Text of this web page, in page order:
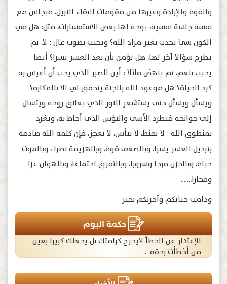
والقوة والإرادة وغيرها من مقومات البقاء النبيل، فيجلس مع
نفسة جلسة نفسية، يوجه لها بعض الاستفسارات، مثل: هل في
الكون شئ يحدث بغير مراد الله؟ ويجيب بصوت عال : لا، ثم
يطرح سؤالا آخر لها، هل تؤمن بأن بعد العسر يسرا؟ أيضا
يجيب بنعم، ثم ينهض قائلا : أين الصبر الذي يجب أن أعيش به
كبد الحياة؟ هل موعود الله بالجنة يتحقق لي الا بالمكاره؟
ويسأل ويسأل حتى يستشعر النور الذي يعانق روحه ويتسلل
إلى جوانحه فيطرد الأسى والبؤس الذي أحاط به، ويغرد
بمنطوق الله : لا تقنط، لا تيأس، لا تعجز، فإن كلمة الله صادقة
بتبديل العسر يسرا، وبالضعف قوة، وبالهزيمة نصرا ، وبالموت
حياة، وبالحزن فرحا وسرورا، وبالتفرق اجتماعا، وبالهوان عزا
وفخارا،……
ودامت حياتكم وآخرتكم بخير
حكمة اليوم
الإعتذار عن الخطأ لايجرح كرامتك بل يجعلك كبيرا بعين
من أخطأت بحقه. .